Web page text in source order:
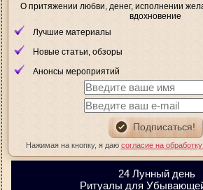
О притяжении любви, денег, исполнении
вдохновение
Лучшие материалы
Новые статьи, обзоры
Анонсы мероприятий
Нажимая на кнопку, я даю согласие на
24 Лунный день
Ритуалы для